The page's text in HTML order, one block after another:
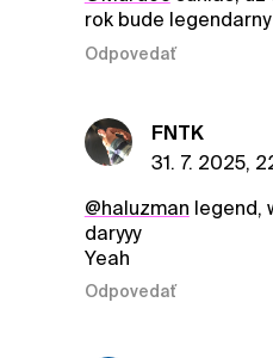
rok bude legendarny
Odpovedať
FNTK
31. 7. 2025,
@haluzman legend,
daryyy
Yeah
Odpovedať